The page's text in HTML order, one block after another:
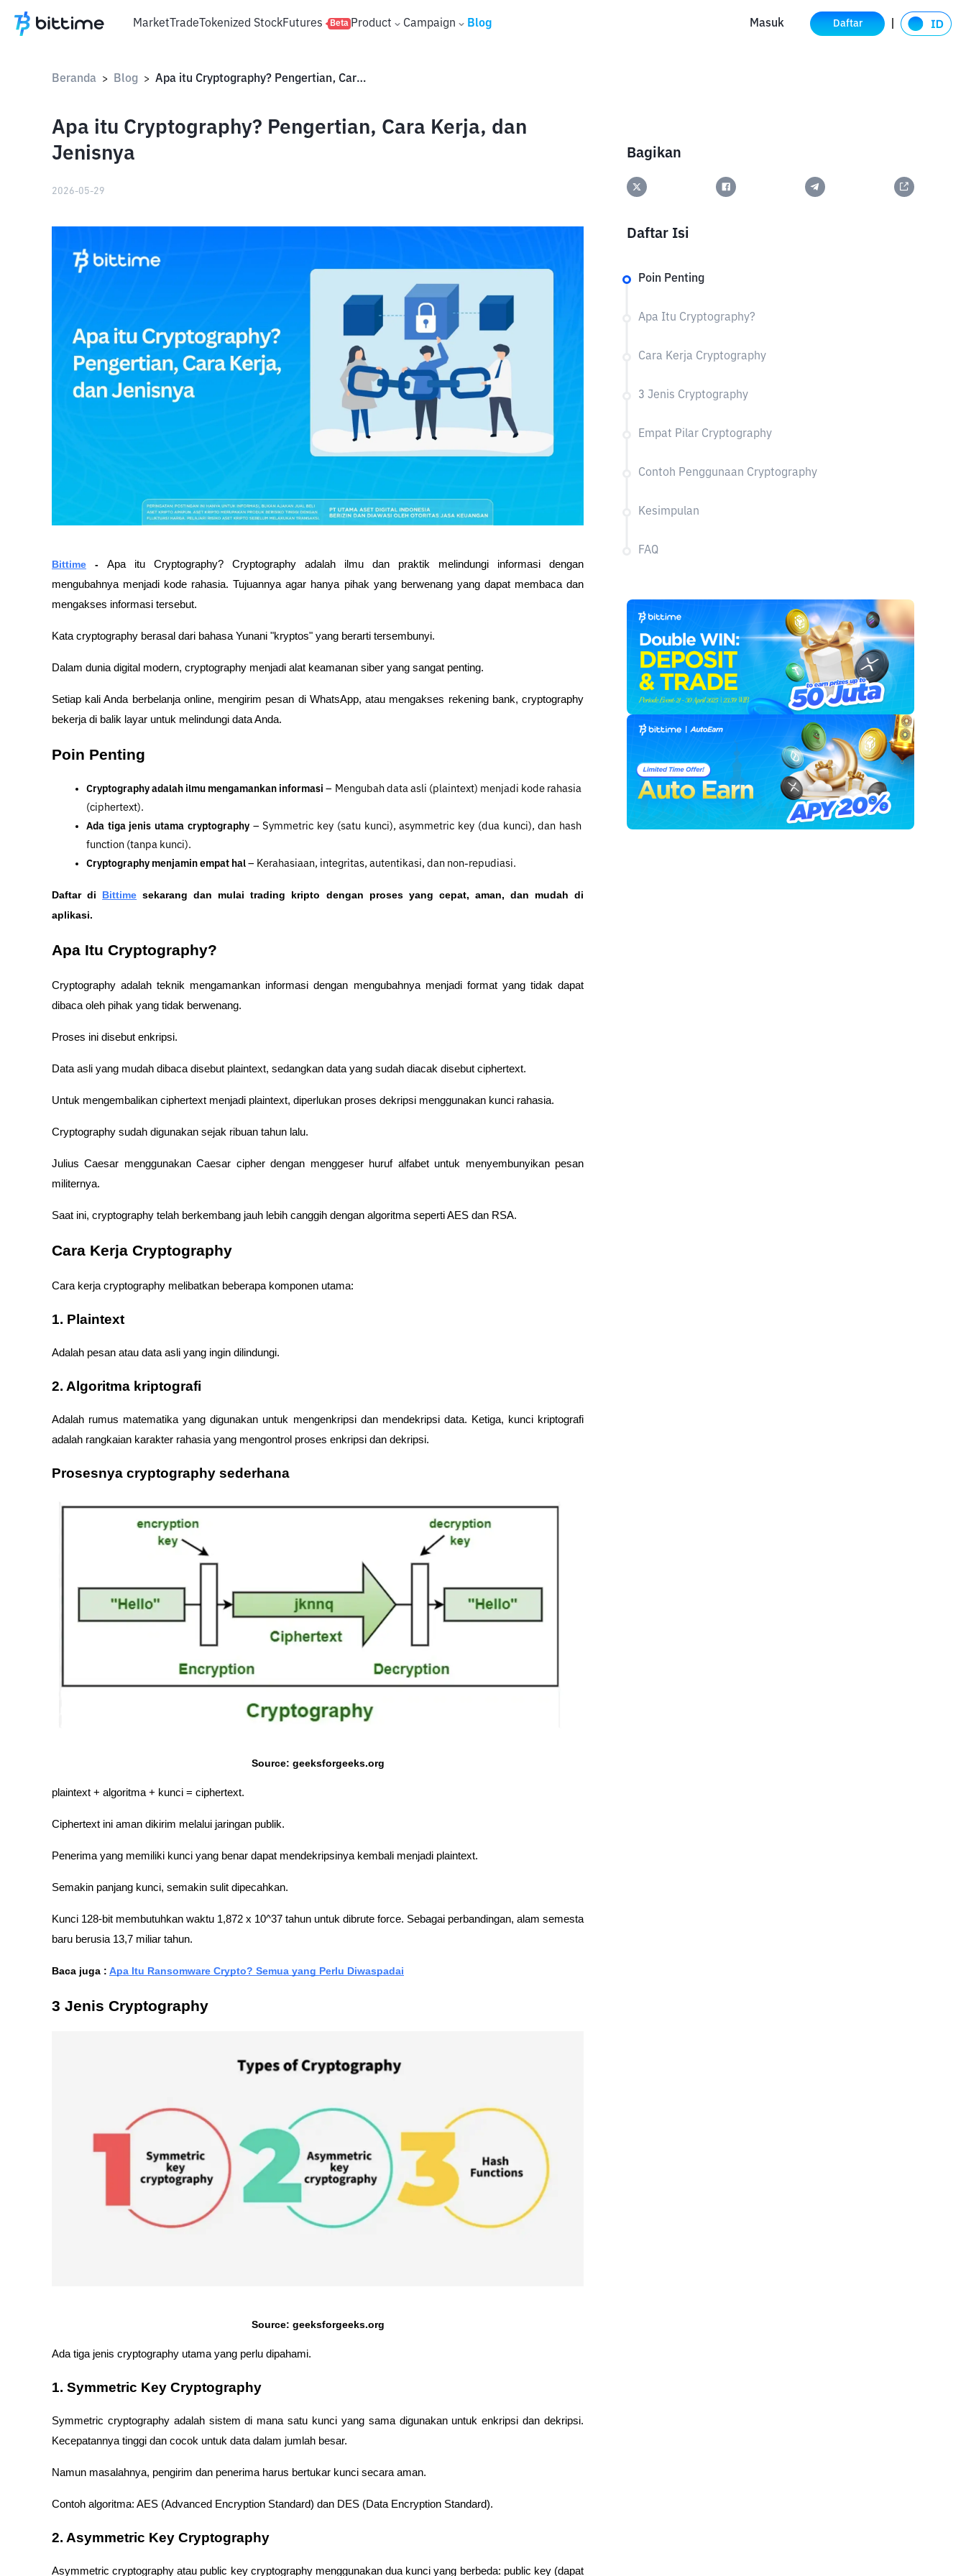
MarketTradeTokenized StockFutures Beta Product Campaign Blog Masuk Daftar
Beranda > Blog > Apa itu Cryptography? Pengertian, Cara Kerja, dan Jenisnya
Apa itu Cryptography? Pengertian, Cara Kerja, dan
Jenisnya
2026-05-29
Bittime - Apa itu Cryptography? Cryptography adalah ilmu dan praktik melindungi informasi dengan
mengubahnya menjadi kode rahasia. Tujuannya agar hanya pihak yang berwenang yang dapat membaca dan
mengakses informasi tersebut.
Kata cryptography berasal dari bahasa Yunani "kryptos" yang berarti tersembunyi.
Dalam dunia digital modern, cryptography menjadi alat keamanan siber yang sangat penting.
Setiap kali Anda berbelanja online, mengirim pesan di WhatsApp, atau mengakses rekening bank, cryptography
bekerja di balik layar untuk melindungi data Anda.
Poin Penting
Cryptography adalah ilmu mengamankan informasi – Mengubah data asli (plaintext) menjadi kode rahasia
(ciphertext).
Ada tiga jenis utama cryptography – Symmetric key (satu kunci), asymmetric key (dua kunci), dan hash
function (tanpa kunci).
Cryptography menjamin empat hal – Kerahasiaan, integritas, autentikasi, dan non-repudiasi.
Daftar di Bittime sekarang dan mulai trading kripto dengan proses yang cepat, aman, dan mudah di
aplikasi.
Apa Itu Cryptography?
Cryptography adalah teknik mengamankan informasi dengan mengubahnya menjadi format yang tidak dapat
dibaca oleh pihak yang tidak berwenang.
Proses ini disebut enkripsi.
Data asli yang mudah dibaca disebut plaintext, sedangkan data yang sudah diacak disebut ciphertext.
Untuk mengembalikan ciphertext menjadi plaintext, diperlukan proses dekripsi menggunakan kunci rahasia.
Cryptography sudah digunakan sejak ribuan tahun lalu.
Julius Caesar menggunakan Caesar cipher dengan menggeser huruf alfabet untuk menyembunyikan pesan
militernya.
Saat ini, cryptography telah berkembang jauh lebih canggih dengan algoritma seperti AES dan RSA.
Cara Kerja Cryptography
Cara kerja cryptography melibatkan beberapa komponen utama:
1. Plaintext
Adalah pesan atau data asli yang ingin dilindungi.
2. Algoritma kriptografi
Adalah rumus matematika yang digunakan untuk mengenkripsi dan mendekripsi data. Ketiga, kunci kriptografi
adalah rangkaian karakter rahasia yang mengontrol proses enkripsi dan dekripsi.
Prosesnya cryptography sederhana
Source: geeksforgeeks.org
plaintext + algoritma + kunci = ciphertext.
Ciphertext ini aman dikirim melalui jaringan publik.
Penerima yang memiliki kunci yang benar dapat mendekripsinya kembali menjadi plaintext.
Semakin panjang kunci, semakin sulit dipecahkan.
Kunci 128-bit membutuhkan waktu 1,872 x 10^37 tahun untuk dibrute force. Sebagai perbandingan, alam semesta
baru berusia 13,7 miliar tahun.
Baca juga : Apa Itu Ransomware Crypto? Semua yang Perlu Diwaspadai
3 Jenis Cryptography
Source: geeksforgeeks.org
Ada tiga jenis cryptography utama yang perlu dipahami.
1. Symmetric Key Cryptography
Symmetric cryptography adalah sistem di mana satu kunci yang sama digunakan untuk enkripsi dan dekripsi.
Kecepatannya tinggi dan cocok untuk data dalam jumlah besar.
Namun masalahnya, pengirim dan penerima harus bertukar kunci secara aman.
Contoh algoritma: AES (Advanced Encryption Standard) dan DES (Data Encryption Standard).
2. Asymmetric Key Cryptography
Asymmetric cryptography atau public key cryptography menggunakan dua kunci yang berbeda: public key (dapat
Bagikan
Daftar Isi
Poin Penting
Apa Itu Cryptography?
Cara Kerja Cryptography
3 Jenis Cryptography
Empat Pilar Cryptography
Contoh Penggunaan Cryptography
Kesimpulan
FAQ